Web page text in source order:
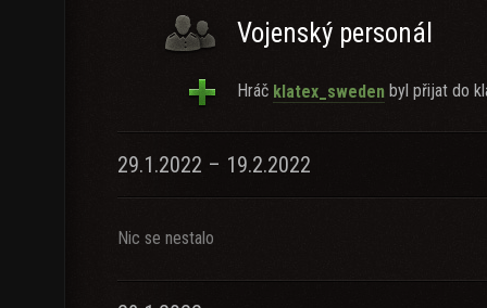
Vojenský personál
Hráč klatex_sweden byl přijat do
29.1.2022 – 19.2.2022
Nic se nestalo